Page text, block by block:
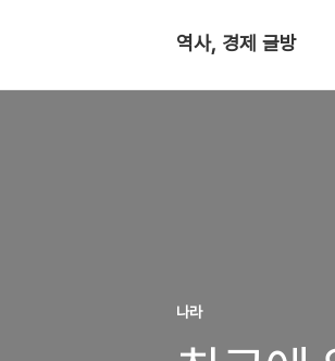
역사, 경제 글방
나라